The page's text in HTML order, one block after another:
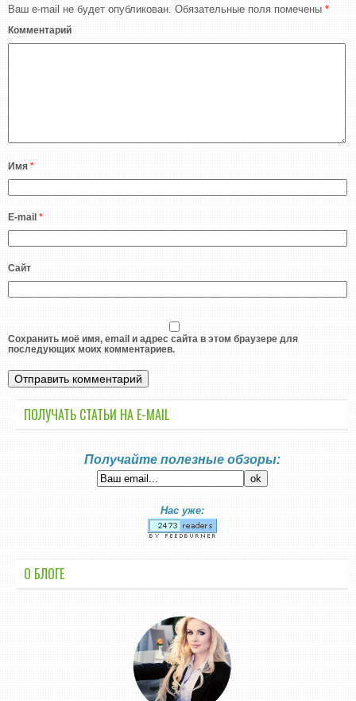
Ваш e-mail не будет опубликован. Обязательные поля помечены *
Комментарий
Имя *
E-mail *
Сайт
Сохранить моё имя, email и адрес сайта в этом браузере для
последующих моих комментариев.
ПОЛУЧАТЬ СТАТЬИ НА E-MАIL
Получайте полезные обзоры:
Нас уже:
О БЛОГЕ